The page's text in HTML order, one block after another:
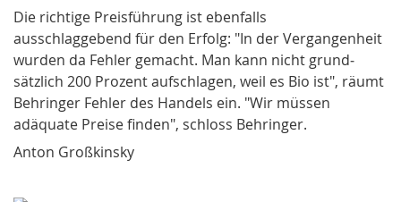
Die richtige Preisführung ist ebenfalls
ausschlaggebend für den Erfolg: "In der Vergan­gen­heit
wurden da Fehler ge­macht. Man kann nicht grund­
sätzlich 200 Prozent aufschla­gen, weil es Bio ist", räumt
Behringer Fehler des Handels ein. "Wir müssen
adäquate Preise finden", schloss Behringer.
Anton Großkinsky